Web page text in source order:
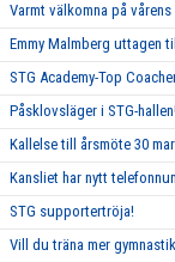
Varmt välkomna på
Emmy Malmberg uttagen
STG Academy-Top
Påsklovsläger i STG-
Kallelse till årsmöte 30
Kansliet har nytt
STG supportertröja!
Vill du träna mer